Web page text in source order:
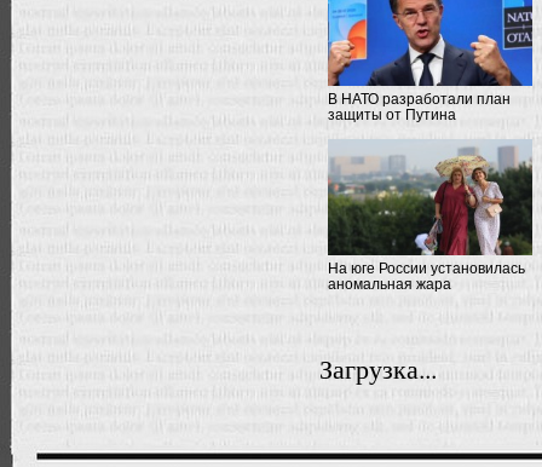
В НАТО разработали план
защиты от Путина
На юге России установилась
аномальная жара
Загрузка...